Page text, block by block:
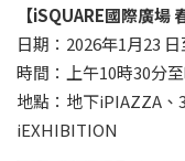
【iSQUARE國際廣場
日期：2026年1月23
時間：上午10時30分
地點：地下iPIAZZA
iEXHIBITION